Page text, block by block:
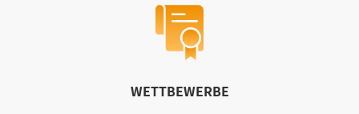
WETTBEWERBE